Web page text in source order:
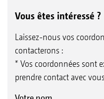
Vous êtes intéressé ?
Laissez-nous vos
contacterons :
* Vos coordonnées sont
prendre contact avec